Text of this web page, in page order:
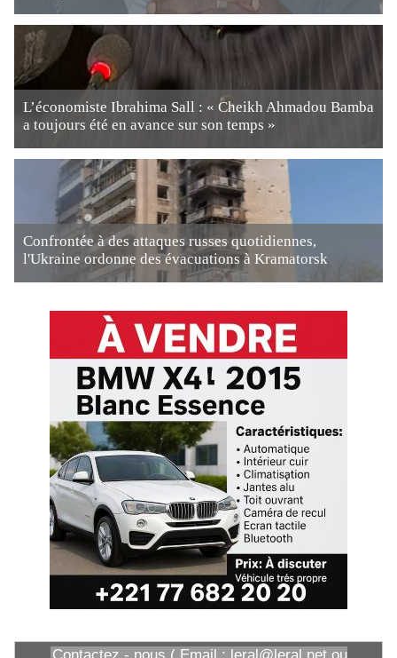
L’économiste Ibrahima Sall : « Cheikh Ahmadou Bamba
a toujours été en avance sur son temps »
Confrontée à des attaques russes quotidiennes,
l'Ukraine ordonne des évacuations à Kramatorsk